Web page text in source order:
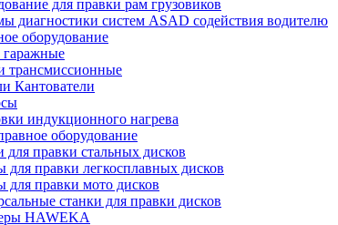
для правки рам грузовиков
диагностики систем ASAD содействия водителю
оборудование
трансмиссионные
Кантователи
индукционного нагрева
оборудование
для правки стальных дисков
для правки легкосплавных дисков
для правки мото дисков
станки для правки дисков
HAWEKA